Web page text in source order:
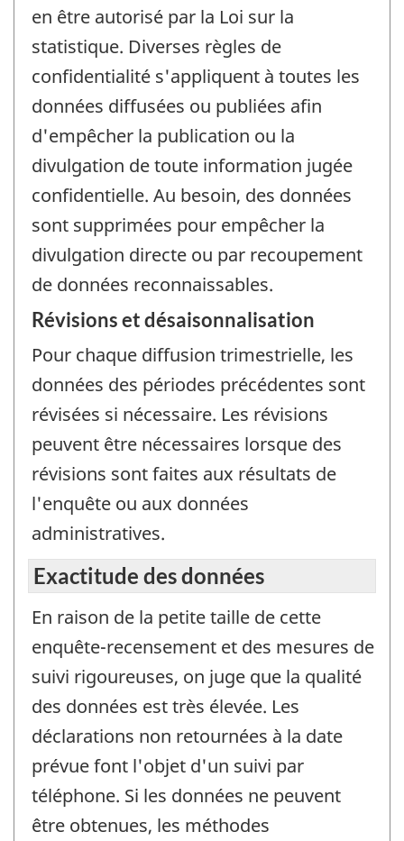
en être autorisé par la Loi sur la
statistique. Diverses règles de
confidentialité s'appliquent à toutes les
données diffusées ou publiées afin
d'empêcher la publication ou la
divulgation de toute information jugée
confidentielle. Au besoin, des données
sont supprimées pour empêcher la
divulgation directe ou par recoupement
de données reconnaissables.
Révisions et désaisonnalisation
Pour chaque diffusion trimestrielle, les
données des périodes précédentes sont
révisées si nécessaire. Les révisions
peuvent être nécessaires lorsque des
révisions sont faites aux résultats de
l'enquête ou aux données
administratives.
Exactitude des données
En raison de la petite taille de cette
enquête-recensement et des mesures de
suivi rigoureuses, on juge que la qualité
des données est très élevée. Les
déclarations non retournées à la date
prévue font l'objet d'un suivi par
téléphone. Si les données ne peuvent
être obtenues, les méthodes